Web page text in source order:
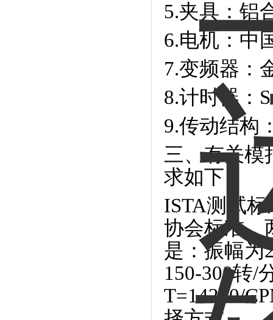
5.夹具：铝
6.电机：中
7.变频器：
8.计时器：
9.传动结构
三、有关模
求如下：
ISTA测试
协会标准，
是：振幅为
150-300转/
T=14200/